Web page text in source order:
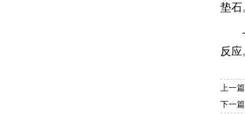
垫石
反
上一
下一